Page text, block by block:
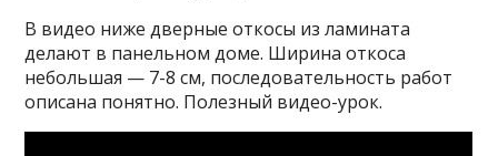
В видео ниже дверные откосы из ламината
делают в панельном доме. Ширина откоса
небольшая — 7-8 см, последовательность работ
описана понятно. Полезный видео-урок.